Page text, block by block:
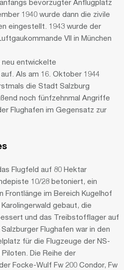
bevorzugter Anflugplatz
1940 wurde dann die zivile
eingestellt. 1943 wurde der
VII in München
neu entwickelte
Als am 16. Oktober 1944
die Stadt Salzburg
noch fünfzehnmal Angriffe
Flughafen im Gegensatz zur
Flugfeld auf 80 Hektar
10/28 betoniert, ein
Frontlänge im Bereich Kugelhof
gebaut, die
und das Treibstofflager auf
Flughafen war in den
für die Flugzeuge der NS-
Die Reihe der
Focke-Wulf Fw 200 Condor, Fw